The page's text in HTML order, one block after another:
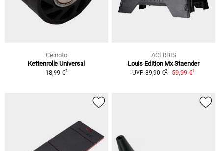
Cemoto
Kettenrolle Universal
18,99 €1
ACERBIS
Louis Edition Mx Staender
UVP 89,90 €2 59,99 €1